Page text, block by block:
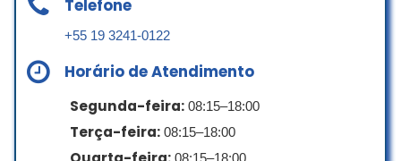
Experiência muito boa.
É um espaço grande, tem bastante
coisas para as crianças. Já o serviço
Telefone
+55 19 3241-0122
Horário de Atendimento
Segunda-feira: 08:15–18:00
Terça-feira: 08:15–18:00
08:15–18:00